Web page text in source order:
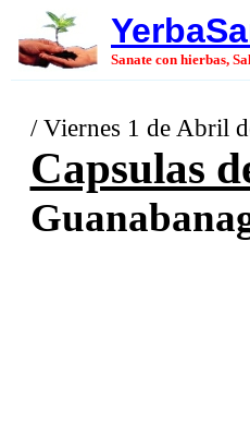
Sanate con hierbas,
/ Viernes 1 de Abril
Capsulas